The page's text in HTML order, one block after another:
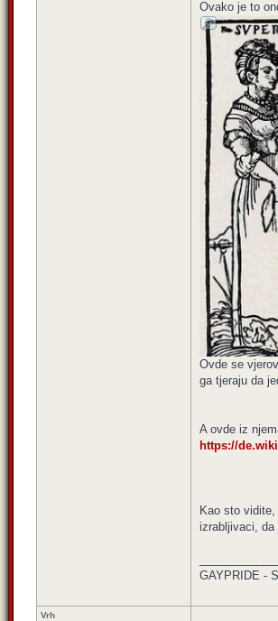
Ovako je to
Ovde se
ga tjeraju da
A ovde iz
https://
Kao sto
izrabljivaci, da
GAYPRIDE -
Vrh